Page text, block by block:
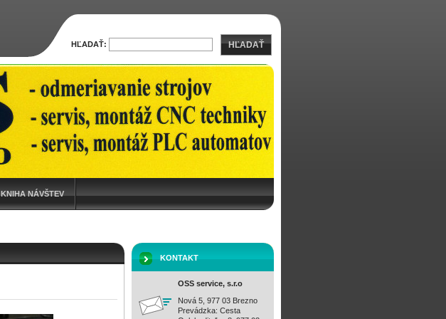
KNIHA NÁVŠTEV
KONTAKT
OSS service, s.r.o
Nová 5, 977 03 Brezno
Prevádzka: Cesta
HĽADAŤ: HĽADAŤ